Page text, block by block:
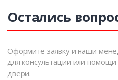
Остались
Оформите заявку и наши
для консультации или
двери.